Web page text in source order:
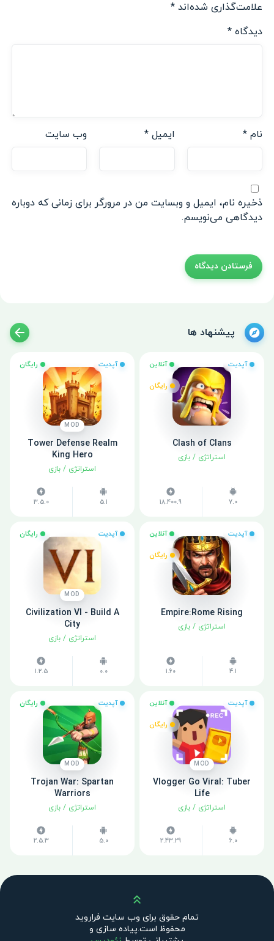
علامت‌گذاری شده‌اند *
دیدگاه *
نام * ایمیل* وب‌ سایت
ذخیره نام، ایمیل و وبسایت من در مرورگر برای زمانی که دوباره
دیدگاهی می‌نویسم.
پیشنهاد ها
آپدیت آنلاین
رایگان
Clash of Clans
استراتژی / بازی
7.0
18.400.9
آپدیت رایگان
MOD
Tower Defense Realm
King Hero
استراتژی / بازی
5.1
3.5.0
آپدیت آنلاین
رایگان
Empire:Rome Rising
استراتژی / بازی
4.1
1.60
آپدیت رایگان
MOD
Civilization VI - Build A
City
استراتژی / بازی
0.0
1.2.5
آپدیت آنلاین
رایگان
MOD
Vlogger Go Viral: Tuber
Life
استراتژی / بازی
6.0
2.43.29
آپدیت رایگان
MOD
Trojan War: Spartan
Warriors
استراتژی / بازی
5.0
2.5.3
بالا
تمام حقوق برای وب سایت فراروید
محفوظ است.پیاده سازی و